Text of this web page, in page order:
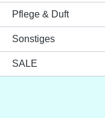
Pflege & Duft
Sonstiges
SALE